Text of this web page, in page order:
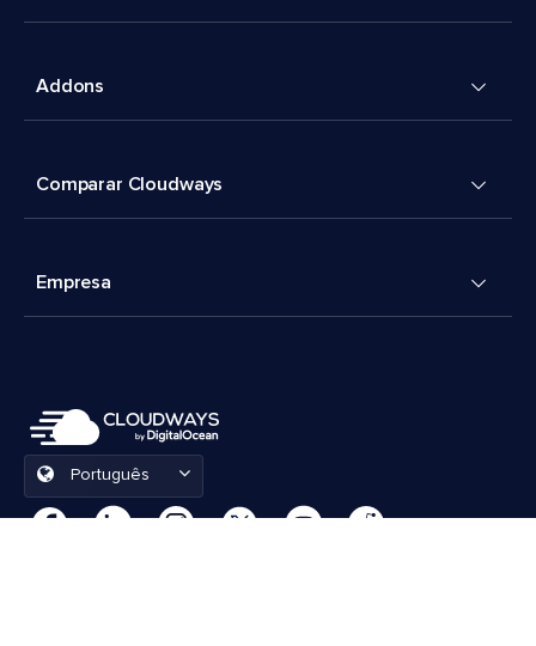
Addons
Comparar Cloudways
Empresa
Português